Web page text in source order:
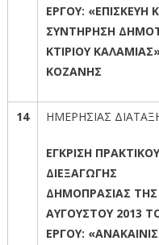
ΕΡΓΟΥ: «ΕΠΙΣΚΕΥΗ
ΣΥΝΤΗΡΗΣΗ
ΚΤΙΡΙΟΥ
ΚΟΖΑΝΗΣ
14 ΗΜΕΡΗΣΙΑΣ
ΕΓΚΡΙΣΗ ΠΡΑΚΤΙΚΟΥ
ΔΙΕΞΑΓΩΓΗΣ
ΔΗΜΟΠΡΑΣΙΑΣ ΤΗΣ
ΑΥΓΟΥΣΤΟΥ 2013
ΕΡΓΟΥ: